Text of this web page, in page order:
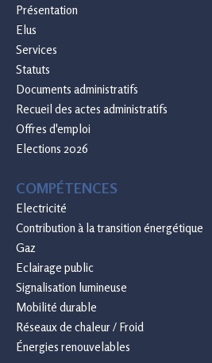
Présentation
Elus
Services
Statuts
Documents administratifs
Recueil des actes administratifs
Offres d'emploi
Elections 2026
COMPÉTENCES
Electricité
Contribution à la transition énergétique
Gaz
Eclairage public
Signalisation lumineuse
Mobilité durable
Réseaux de chaleur / Froid
Énergies renouvelables